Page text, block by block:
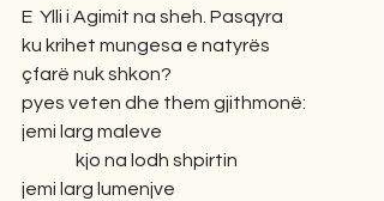
E  Ylli i Agimit na sheh. Pasqyra
ku krihet mungesa e natyrës
çfarë nuk shkon?
pyes veten dhe them gjithmonë:
jemi larg maleve
               kjo na lodh shpirtin
jemi larg lumenjve